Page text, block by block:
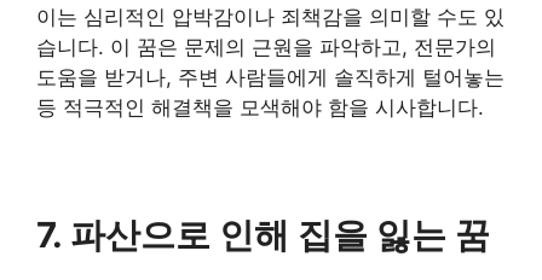
이는 심리적인 압박감이나 죄책감을 의미할 수도 있
습니다. 이 꿈은 문제의 근원을 파악하고, 전문가의
도움을 받거나, 주변 사람들에게 솔직하게 털어놓는
등 적극적인 해결책을 모색해야 함을 시사합니다.
7. 파산으로 인해 집을 잃는 꿈